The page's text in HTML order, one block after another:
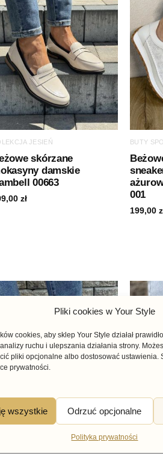
Pliki cookies w Your Style
cookies, aby sklep Your Style działał
ruchu i ulepszania działania strony.
pliki opcjonalne albo dostosować ustawienia.
prywatności.
wszystkie Odrzuć opcjonalne
Polityka prywatności
JESIEŃ
skórzane
damskie
00663
zł
BUTY
001
199,00